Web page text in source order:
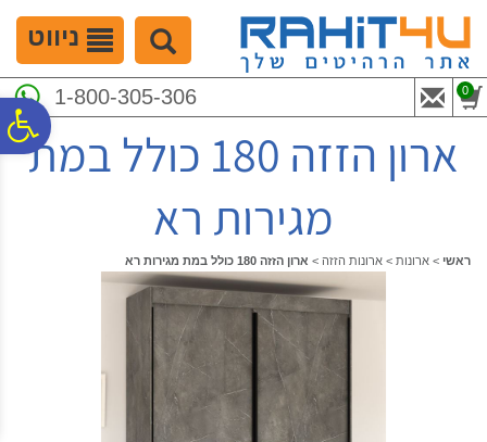
נגישות
המרכזי
ניווט
1-800-305-306 0
ארון הזזה 180 כולל במת
מגירות רא
ראשי > ארונות > ארונות הזזה > ארון הזזה 180 כולל במת מגירות רא